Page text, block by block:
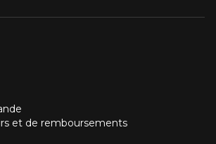
et de remboursements